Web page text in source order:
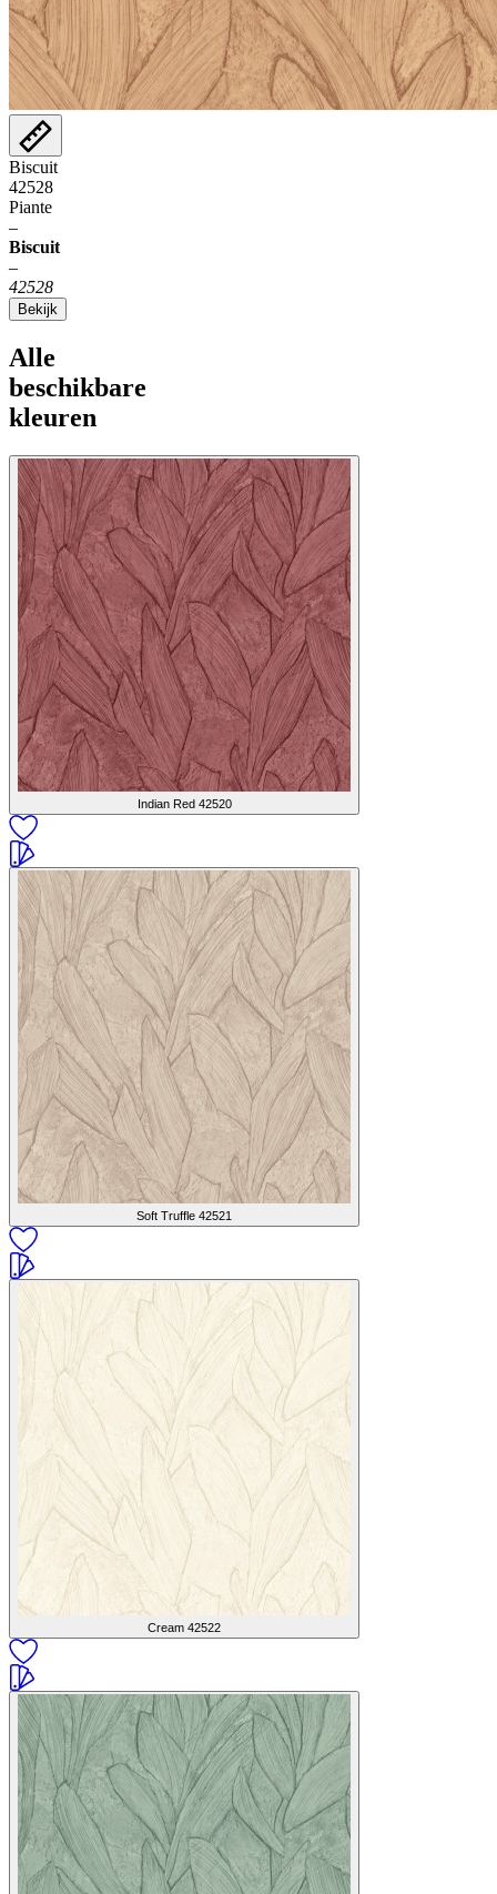
Biscuit
42528
Piante
–
Biscuit
–
42528
Bekijk
Alle
beschikbare
kleuren
Indian Red 42520
Soft Truffle 42521
Cream 42522